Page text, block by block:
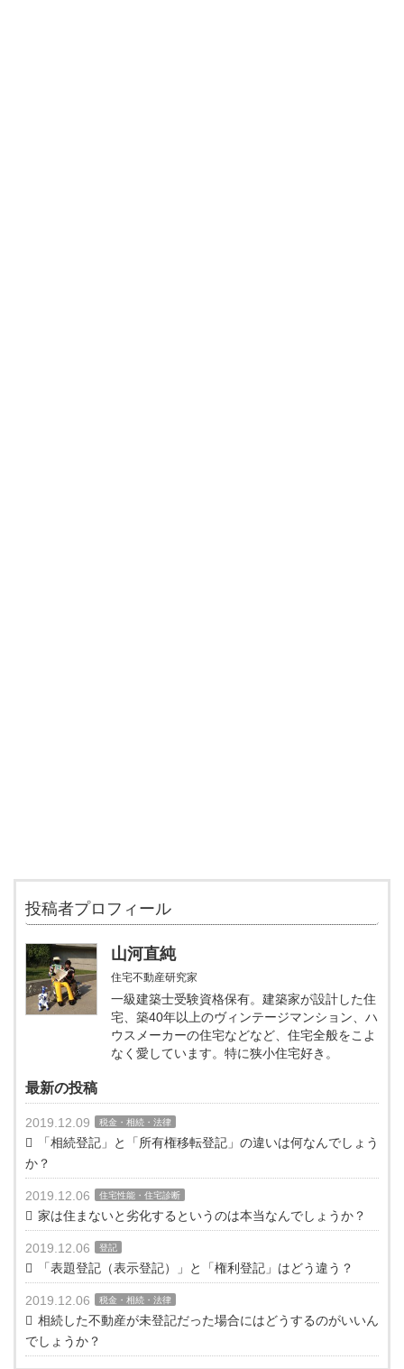
投稿者プロフィール
山河直純
住宅不動産研究家
一級建築士受験資格保有。建築家が設計した住
宅、築40年以上のヴィンテージマンション、ハ
ウスメーカーの住宅などなど、住宅全般をこよ
なく愛しています。特に狭小住宅好き。
最新の投稿
2019.12.09 税金・相続・法律
「相続登記」と「所有権移転登記」の違いは何なんでしょう
か？
2019.12.06 住宅性能・住宅診断
家は住まないと劣化するというのは本当なんでしょうか？
2019.12.06 登記
「表題登記（表示登記）」と「権利登記」はどう違う？
2019.12.06 税金・相続・法律
相続した不動産が未登記だった場合にはどうするのがいいん
でしょうか？